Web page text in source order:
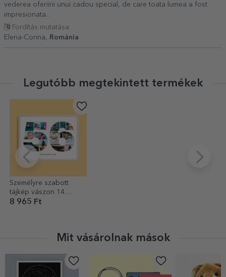
vederea oferiirii unui cadou special, de care toata lumea a fost
impresionata..
Fordítás mutatása
Elena-Corina,
Románia
Legutóbb megtekintett termékek
Személyre szabott
tájkép vászon 14
fotóval, 56-os
8 965 Ft
Mit vásárolnak mások